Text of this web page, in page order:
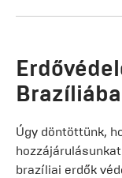
Úgy döntöttünk,
brazíliai erdők